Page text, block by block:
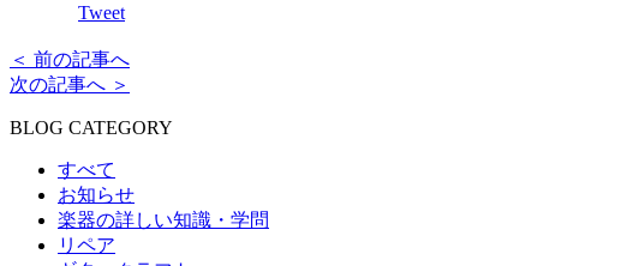
Tweet
＜ 前の記事へ
次の記事へ ＞
BLOG CATEGORY
すべて
お知らせ
楽器の詳しい知識・学問
リペア